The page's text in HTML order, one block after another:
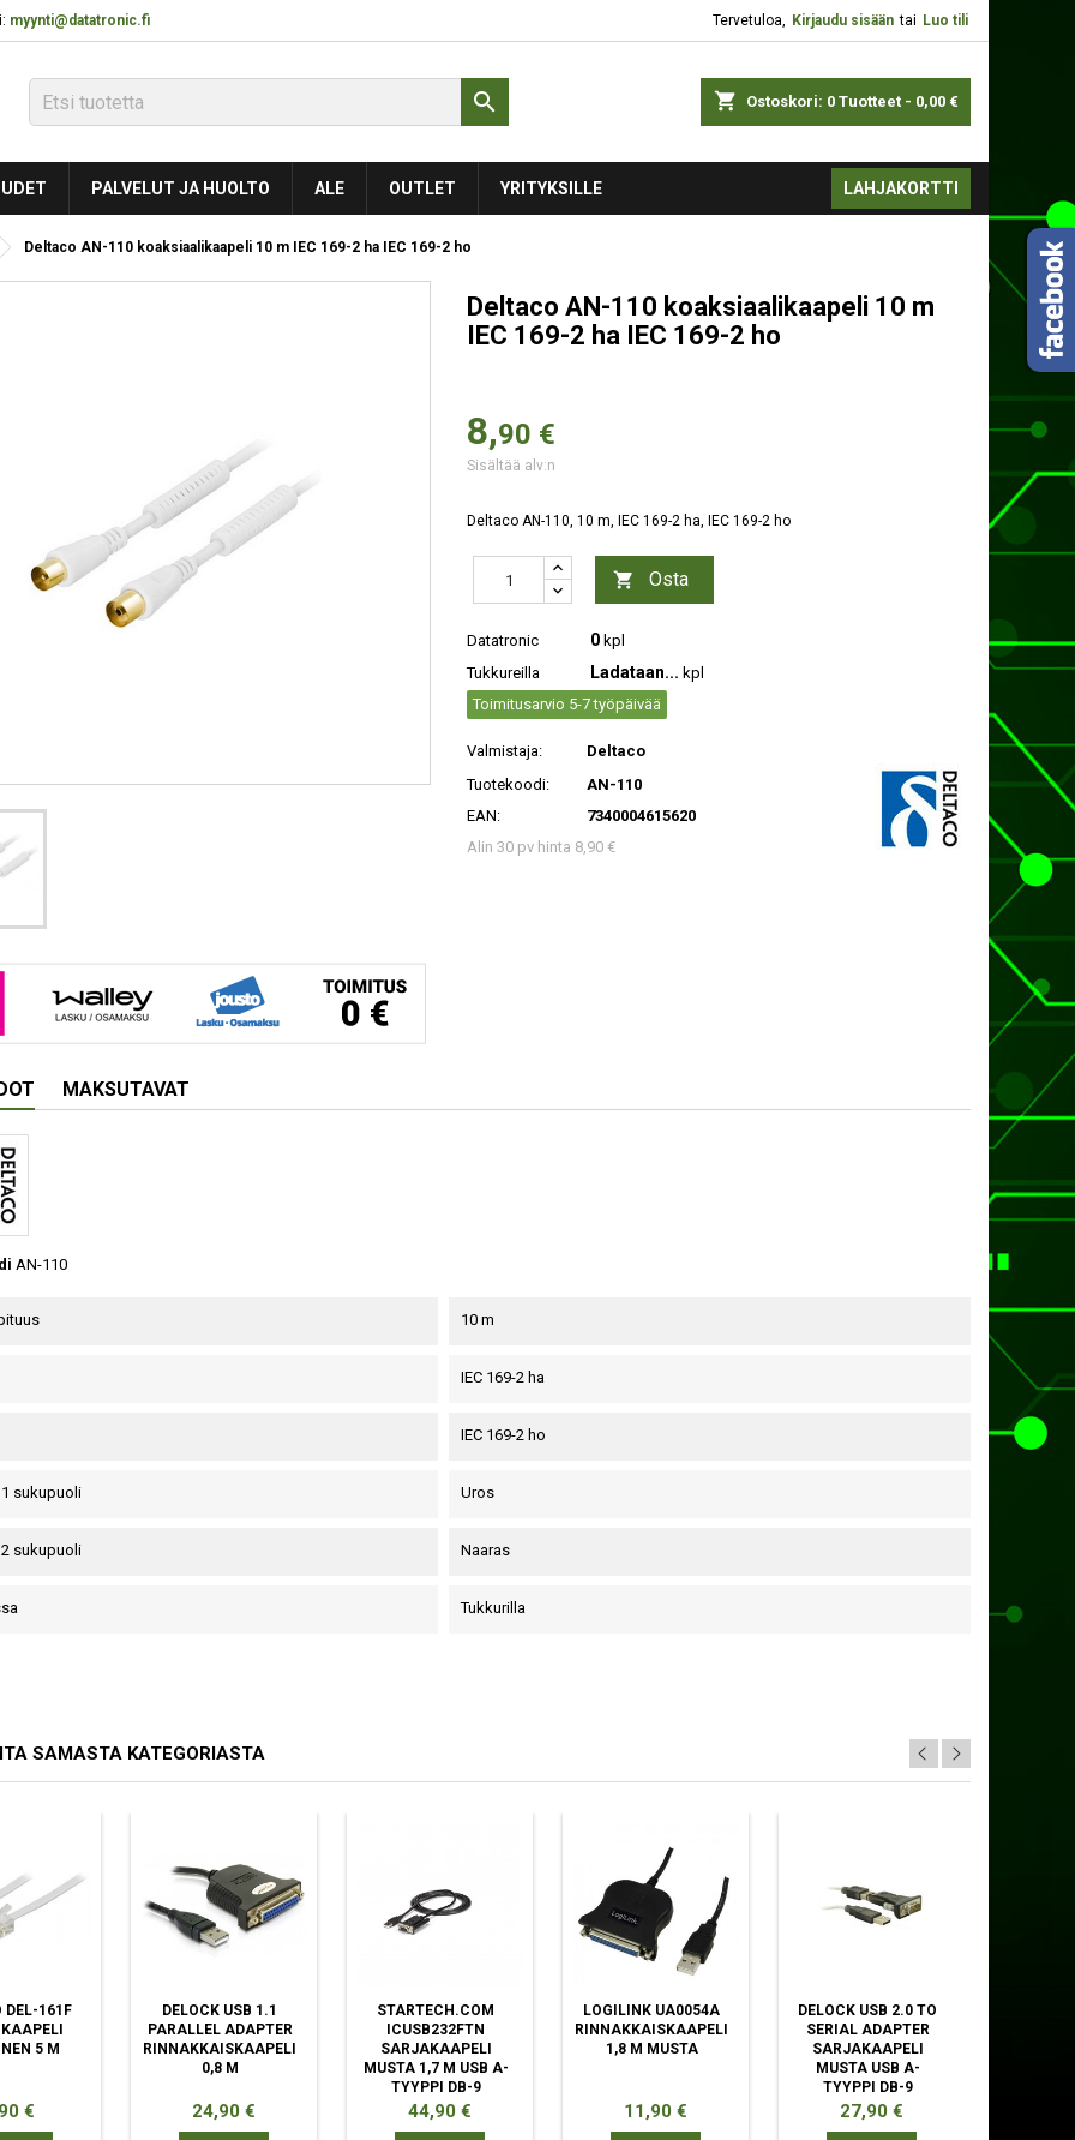
myynti@datatronic.fi Tervetuloa, Kirjaudu sisään tai Luo tili
shopping_cart Ostoskori: 0 Tuotteet - 0,00 €

PALVELUT JA HUOLTO ALE OUTLET YRITYKSILLE LAHJAKORTTI
Deltaco AN-110 koaksiaalikaapeli 10 m IEC 169-2 ha IEC 169-2 ho
Deltaco AN-110 koaksiaalikaapeli 10 m
IEC 169-2 ha IEC 169-2 ho
8,90 €
Sisältää alv:n
Deltaco AN-110, 10 m, IEC 169-2 ha, IEC 169-2 ho
 Osta
Datatronic 0 kpl
Tukkureilla
Ladataan... kpl
Toimitusarvio 5-7 työpäivää
Valmistaja:
Deltaco
Tuotekoodi:
AN-110
EAN:
7340004615620
Alin 30 pv hinta 8,90 €
MAKSUTAVAT
AN-110
10 m
IEC 169-2 ha
IEC 169-2 ho
sukupuoli Uros
sukupuoli Naaras
Tukkurilla
SAMASTA KATEGORIASTA
DEL-161F
5 M
€
DELOCK USB 1.1
PARALLEL ADAPTER
RINNAKKAISKAAPELI
0,8 M
Hinta
24,90 €
STARTECH.COM
ICUSB232FTN
SARJAKAAPELI
MUSTA 1,7 M USB A-
TYYPPI DB-9
Hinta
44,90 €
LOGILINK UA0054A
RINNAKKAISKAAPELI
1,8 M MUSTA
Hinta
11,90 €
DELOCK USB 2.0 TO
SERIAL ADAPTER
SARJAKAAPELI
MUSTA USB A-
TYYPPI DB-9
Hinta
27,90 €